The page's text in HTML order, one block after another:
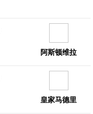
阿斯顿维拉
皇家马德里